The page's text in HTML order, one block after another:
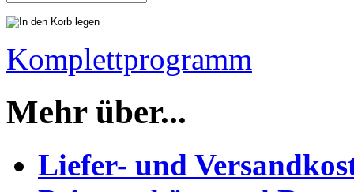
Komplettprogramm
Mehr über...
Liefer- und